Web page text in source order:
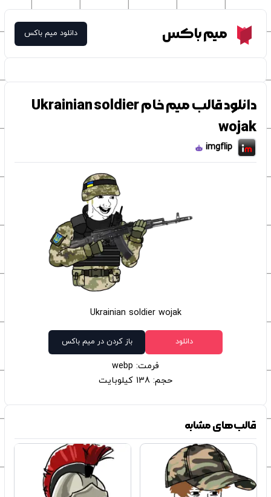
Meme Boxمیم باکس دانلود میم باکس
دانلود قالب میم خام Ukrainian soldier
wojak
imgflip
Ukrainian soldier wojak
دانلود باز کردن در میم باکس
فرمت: webp
حجم: 138 کیلوبایت
قالب‌های مشابه